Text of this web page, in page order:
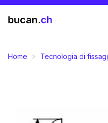
bucan.ch
Home Tecnologia di